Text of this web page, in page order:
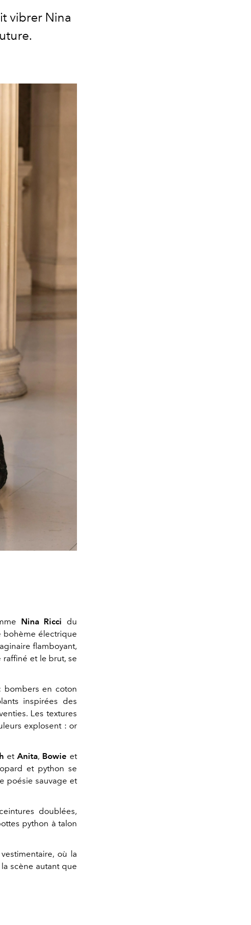
vibrer Nina
Nina Ricci du
bohème électrique
flamboyant,
et le brut, se
bombers en coton
inspirées des
Les textures
explosent : or
et Anita, Bowie et
et python se
poésie sauvage et
doublées,
python à talon
où la
scène autant que